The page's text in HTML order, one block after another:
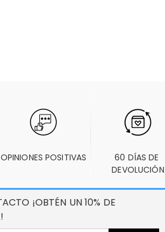
OPINIONES POSITIVAS
60 DÍAS DE
DEVOLUCIÓN
¡OBTÉN UN 10% DE